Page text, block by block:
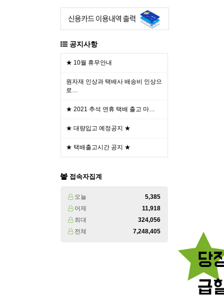
공지사항
★ 10월 휴무안내
원자재 인상과 택배사 배송비 인상으
로…
★ 2021 추석 연휴 택배 출고 마…
★ 대량입고 예정공지 ★
★ 택배출고시간 공지 ★
접속자집계
오늘
5,385
어제
11,918
최대
324,056
전체
7,248,405